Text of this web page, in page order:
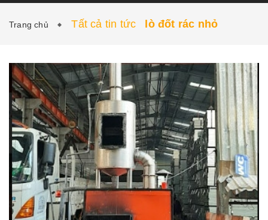
DỰ ÁN TIN TỨC - LIÊN HỆ
Trang chủ Tất cả tin tức lò đốt rác nhỏ